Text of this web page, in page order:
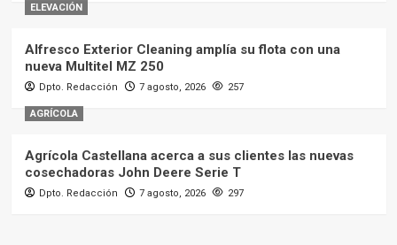
ELEVACIÓN
Alfresco Exterior Cleaning amplía su flota con una
nueva Multitel MZ 250
Dpto. Redacción 7 agosto, 2026 257
AGRÍCOLA
Agrícola Castellana acerca a sus clientes las nuevas
cosechadoras John Deere Serie T
Dpto. Redacción 7 agosto, 2026 297